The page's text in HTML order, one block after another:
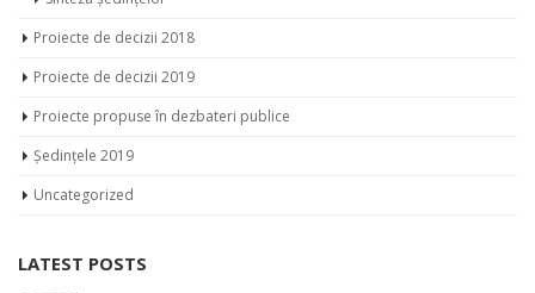
Proiecte de decizii 2018
Proiecte de decizii 2019
Proiecte propuse în dezbateri publice
Ședințele 2019
Uncategorized
LATEST POSTS